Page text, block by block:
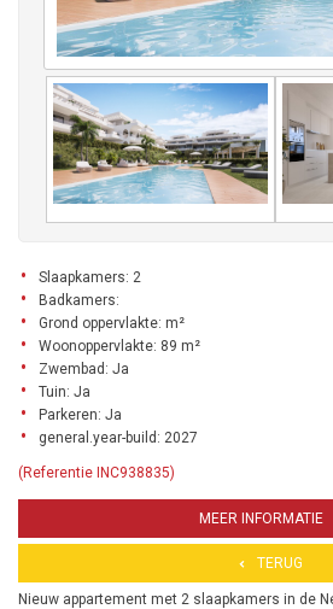
Slaapkamers: 2
Badkamers:
Grond oppervlakte: m²
Woonoppervlakte: 89 m²
Zwembad: Ja
Tuin: Ja
Parkeren: Ja
general.year-build: 2027
(Referentie INC938835)
MEER INFORMATIE
TERUG
Nieuw appartement met 2 slaapkamers in de